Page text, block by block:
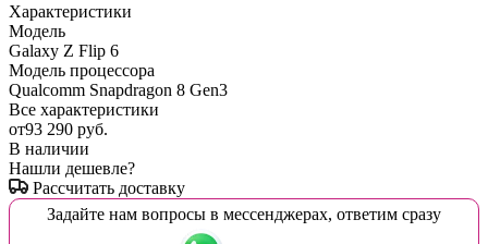
Характеристики
Модель
Galaxy Z Flip 6
Модель процессора
Qualcomm Snapdragon 8 Gen3
Все характеристики
от93 290 руб.
В наличии
Нашли дешевле?
Рассчитать доставку
Задайте нам вопросы в мессенджерах, ответим сразу